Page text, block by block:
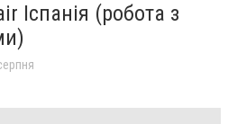
Іспанія (робота з